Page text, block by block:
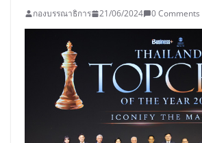
กองบรรณาธิการ 21/06/2024 0 Comments